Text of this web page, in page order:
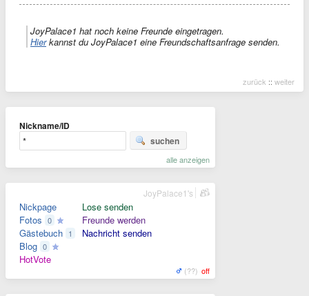
JoyPalace1 hat noch keine Freunde eingetragen.
Hierkannst du JoyPalace1 eine Freundschaftsanfrage senden.
zurück :: weiter
Nickname/ID
suchen
alle anzeigen
Nickpage
Fotos 0
Gästebuch 1
Blog 0
HotVote
Lose senden
Freunde werden
Nachricht senden
(??) off
JoyPalace1's